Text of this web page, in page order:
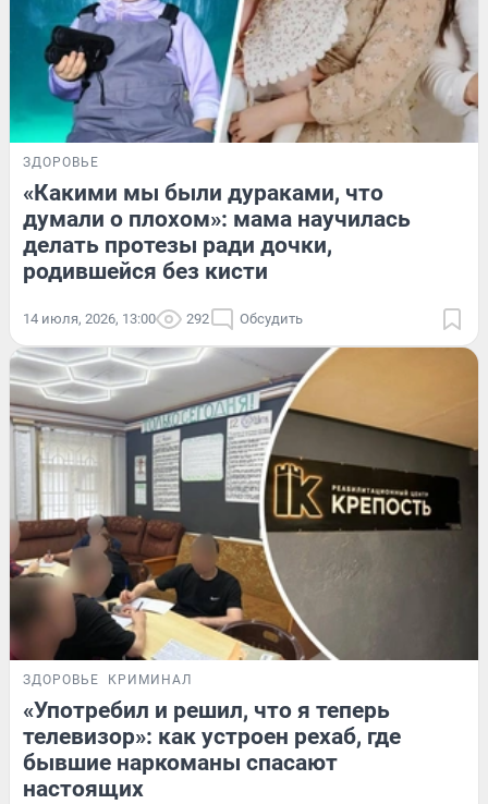
ЗДОРОВЬЕ
«Какими мы были дураками, что
думали о плохом»: мама научилась
делать протезы ради дочки,
родившейся без кисти
14 июля, 2026, 13:00 292 Обсудить
ЗДОРОВЬЕ КРИМИНАЛ
«Употребил и решил, что я теперь
телевизор»: как устроен рехаб, где
бывшие наркоманы спасают
настоящих